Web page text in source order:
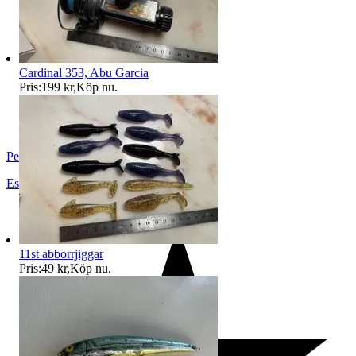
PetrusAuktioner
Eskilstuna
,Sverige
Cardinal 353, Abu Garcia
Pris:199 kr,Köp nu.
11st abborrjiggar
Pris:49 kr,Köp nu.